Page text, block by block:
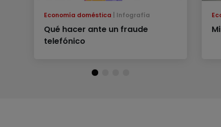
Economía doméstica Infografía
Qué hacer ante un fraude
telefónico